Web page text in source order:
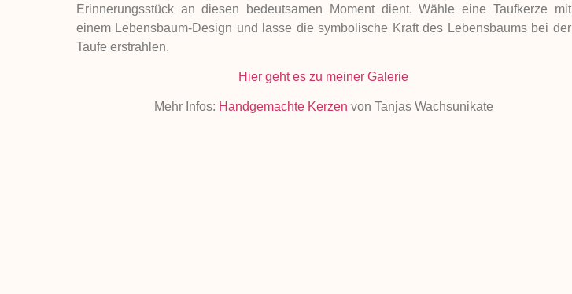
Erinnerungsstück an diesen bedeutsamen Moment dient. Wähle eine Taufkerze mit
einem Lebensbaum-Design und lasse die symbolische Kraft des Lebensbaums bei der
Taufe erstrahlen.
Hier geht es zu meiner Galerie
Mehr Infos: Handgemachte Kerzen von Tanjas Wachsunikate